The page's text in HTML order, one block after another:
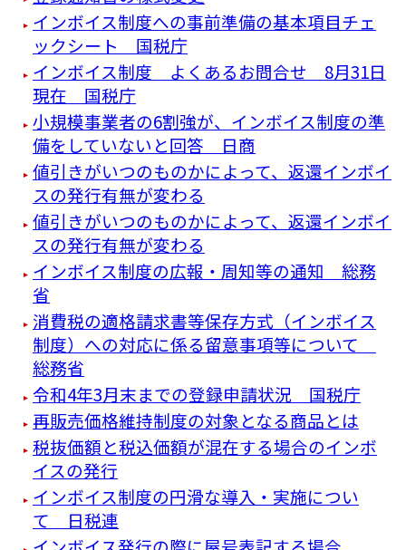
インボイス制度への事前準備の基本項目チェ
ックシート 国税庁
インボイス制度 よくあるお問合せ 8月31日
現在 国税庁
小規模事業者の6割強が、インボイス制度の準
備をしていないと回答 日商
値引きがいつのものかによって、返還インボイ
スの発行有無が変わる
値引きがいつのものかによって、返還インボイ
スの発行有無が変わる
インボイス制度の広報・周知等の通知 総務
省
消費税の適格請求書等保存方式（インボイス
制度）への対応に係る留意事項等について
総務省
令和4年3月末までの登録申請状況 国税庁
再販売価格維持制度の対象となる商品とは
税抜価額と税込価額が混在する場合のインボ
イスの発行
インボイス制度の円滑な導入・実施につい
て 日税連